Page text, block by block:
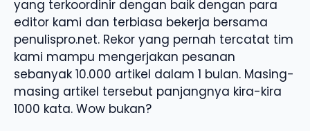
yang terkoordinir dengan baik dengan para
editor kami dan terbiasa bekerja bersama
penulispro.net. Rekor yang pernah tercatat tim
kami mampu mengerjakan pesanan
sebanyak 10.000 artikel dalam 1 bulan. Masing-
masing artikel tersebut panjangnya kira-kira
1000 kata. Wow bukan?